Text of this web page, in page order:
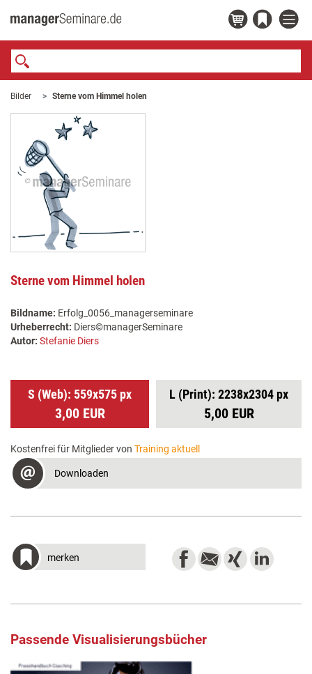
Bilder Sterne vom Himmel holen
Sterne vom Himmel holen
Bildname: Erfolg_0056_managerseminare
Urheberrecht: Diers©managerSeminare
Autor: Stefanie Diers
S (Web): 559x575 px
3,00 EUR
L (Print): 2238x2304 px
5,00 EUR
Kostenfrei für Mitglieder von Training aktuell
Downloaden
merken
Passende Visualisierungsbücher